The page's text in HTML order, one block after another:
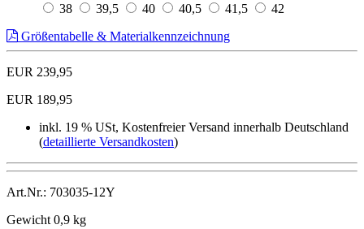
38
39,5 40 40,5 41,5
42
Größentabelle & Materialkennzeichnung
EUR 239,95
EUR 189,95
inkl. 19 % USt, Kostenfreier Versand innerhalb Deutschland
(detaillierte Versandkosten)
Art.Nr.: 703035-12Y
Gewicht 0,9 kg